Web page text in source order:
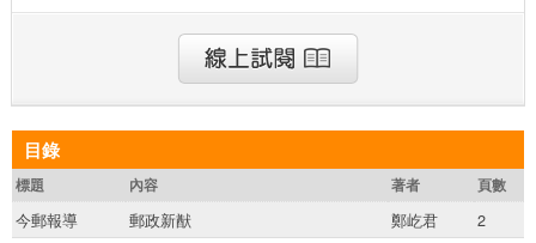
目錄
標題 內容 著者 頁數
今郵報導 郵政新猷 鄭屹君
2